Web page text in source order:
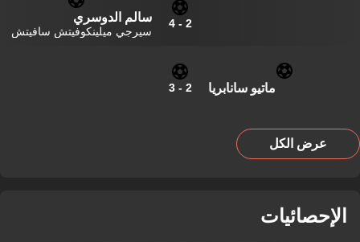
2
-
4 سالم الدوسري
سيرجي ميلينكوفيتش سافيتش
ماتيو سانابريا 2
-
3
عرض الكل
الإحصائيات